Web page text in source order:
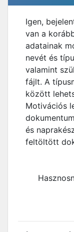
Igen,
van a
adatainak
nevét és
valamint
fájlt. A
között
Motivációs
és
feltöltött